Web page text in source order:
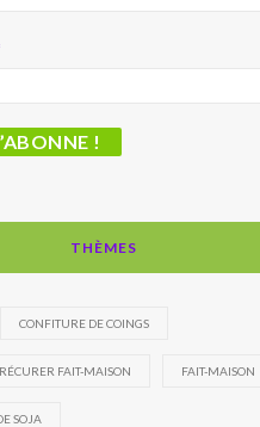
THÈMES
CONFITURE DE COINGS
FAIT-MAISON FAIT-MAISON
SOJA